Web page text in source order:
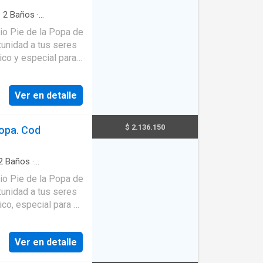
2 Baños ·
Pie de la Popa de
a tus seres
y especial para
cerrada, zona de
centros
instituciones
de acceso,
bahía y del
Ver en detalle
Cod
Baños ·
Pie de la Popa de
a tus seres
especial para el
baños,
y baño de
Ver en detalle
$ 2.136.150